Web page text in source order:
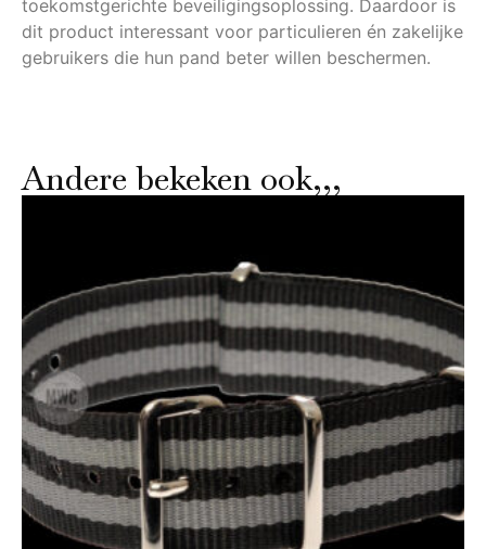
toekomstgerichte beveiligingsoplossing. Daardoor is
dit product interessant voor particulieren én zakelijke
gebruikers die hun pand beter willen beschermen.
Andere bekeken ook,,,